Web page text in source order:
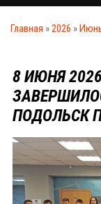
Главная »2026 »
8 ИЮНЯ
ПОДОЛЬСК